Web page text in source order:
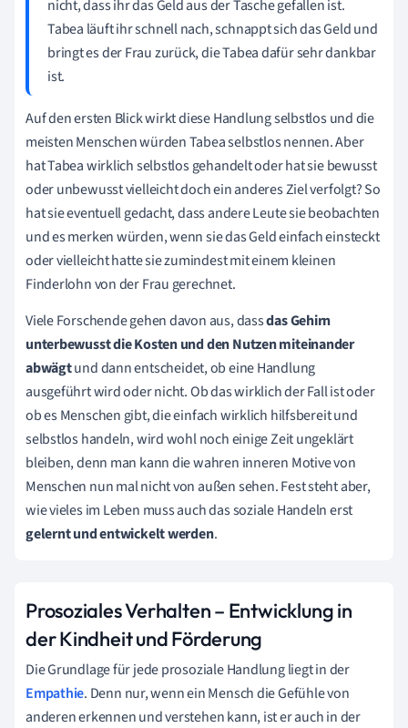
nicht, dass ihr das Geld aus der Tasche gefallen ist.
Tabea läuft ihr schnell nach, schnappt sich das Geld und
bringt es der Frau zurück, die Tabea dafür sehr dankbar
ist.
Auf den ersten Blick wirkt diese Handlung selbstlos und die
meisten Menschen würden Tabea selbstlos nennen. Aber
hat Tabea wirklich selbstlos gehandelt oder hat sie bewusst
oder unbewusst vielleicht doch ein anderes Ziel verfolgt? So
hat sie eventuell gedacht, dass andere Leute sie beobachten
und es merken würden, wenn sie das Geld einfach einsteckt
oder vielleicht hatte sie zumindest mit einem kleinen
Finderlohn von der Frau gerechnet.
Viele Forschende gehen davon aus, dassdas Gehirn
unterbewusst die Kosten und den Nutzen miteinander
abwägtund dann entscheidet, ob eine Handlung
ausgeführt wird oder nicht. Ob das wirklich der Fall ist oder
ob es Menschen gibt, die einfach wirklich hilfsbereit und
selbstlos handeln, wird wohl noch einige Zeit ungeklärt
bleiben, denn man kann die wahren inneren Motive von
Menschen nun mal nicht von außen sehen. Fest steht aber,
wie vieles im Leben muss auch das soziale Handeln erst
gelernt und entwickelt werden.
Prosoziales Verhalten – Entwicklung in
der Kindheit und Förderung
Die Grundlage für jede prosoziale Handlung liegt in der
Empathie. Denn nur, wenn ein Mensch die Gefühle von
anderen erkennen und verstehen kann, ist er auch in der